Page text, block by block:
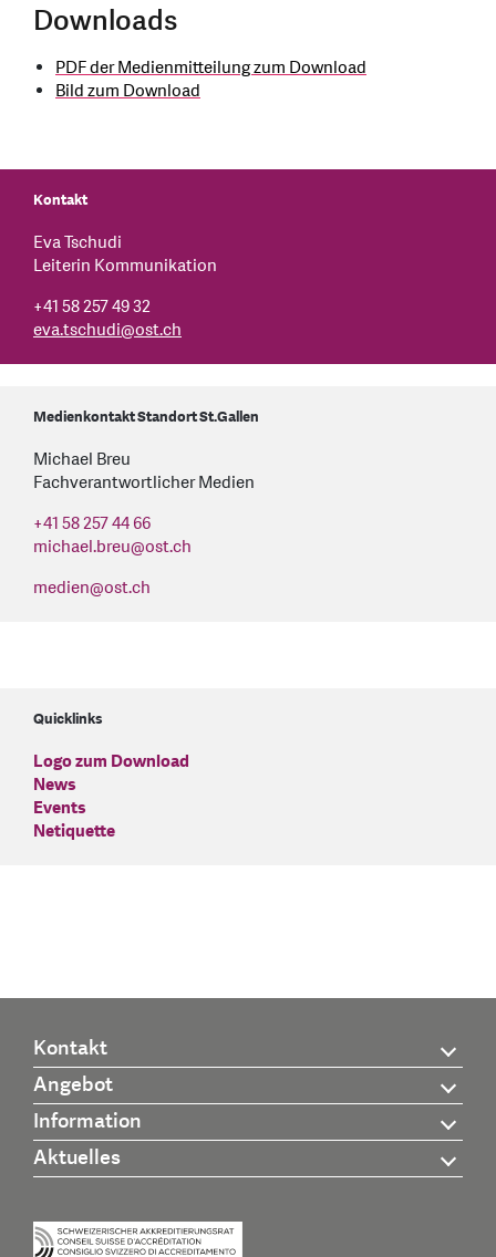
Downloads
PDF der Medienmitteilung zum Download
Bild zum Download
Kontakt
Eva Tschudi
Leiterin Kommunikation
+41 58 257 49 32
eva.tschudi@ost.ch
Medienkontakt Standort St.Gallen
Michael Breu
Fachverantwortlicher Medien
+41 58 257 44 66
michael.breu@ost.ch
medien@ost.ch
Quicklinks
Logo zum Download
News
Events
Netiquette
Kontakt
Angebot
Information
Aktuelles